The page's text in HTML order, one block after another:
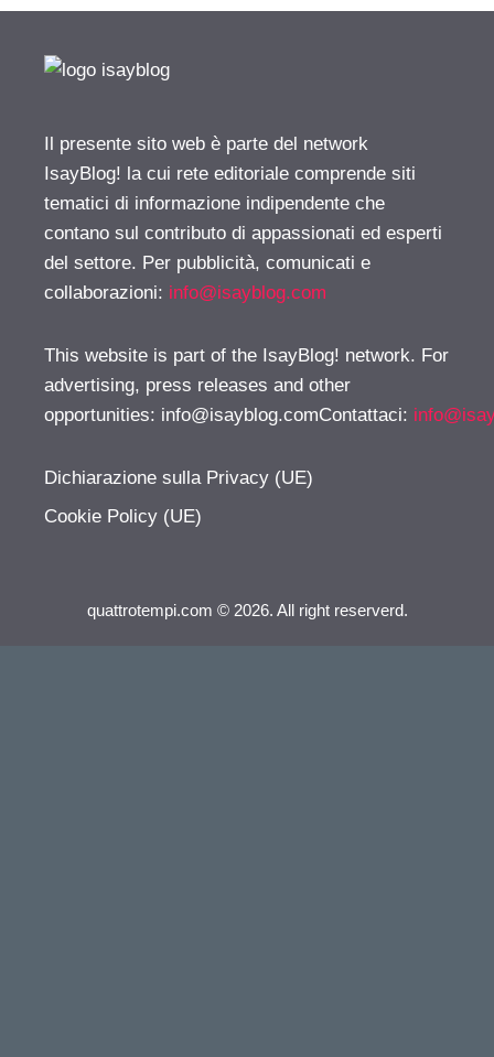
Il presente sito web è parte del network
IsayBlog! la cui rete editoriale comprende siti
tematici di informazione indipendente che
contano sul contributo di appassionati ed esperti
del settore. Per pubblicità, comunicati e
collaborazioni: info@isayblog.com
This website is part of the IsayBlog! network. For
advertising, press releases and other
opportunities: info@isayblog.comContattaci:
Dichiarazione sulla Privacy (UE)
Cookie Policy (UE)
quattrotempi.com © 2026. All right reserverd.